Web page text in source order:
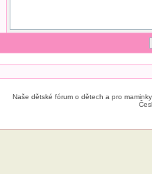
Naše dětské fórum o dětech a pro